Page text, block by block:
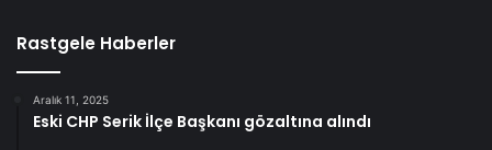
Rastgele Haberler
Aralık 11, 2025
Eski CHP Serik İlçe Başkanı gözaltına alındı